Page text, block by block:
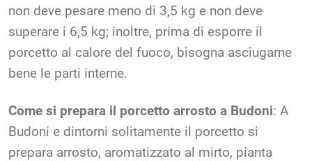
non deve pesare meno di 3,5 kg e non deve
superare i 6,5 kg; inoltre, prima di esporre il
porcetto al calore del fuoco, bisogna asciugarne
bene le parti interne.
Come si prepara il porcetto arrosto a Budoni: A
Budoni e dintorni solitamente il porcetto si
prepara arrosto, aromatizzato al mirto, pianta